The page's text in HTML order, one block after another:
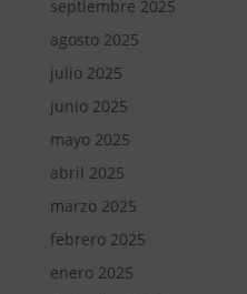
septiembre 2025
agosto 2025
julio 2025
junio 2025
mayo 2025
abril 2025
marzo 2025
febrero 2025
enero 2025